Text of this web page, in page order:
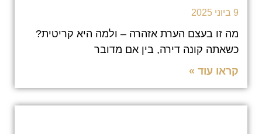
9 ביוני 2025
מה זו בעצם הערת אזהרה – ולמה היא קריטית?
כשאתה קונה דירה, בין אם מדובר
קראו עוד »